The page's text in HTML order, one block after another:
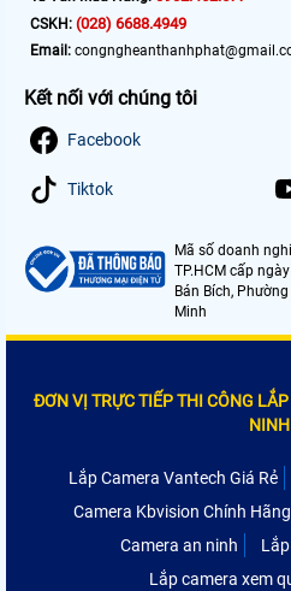
CSKH: (028) 6688.4949
Email:
Kết nối với chúng tôi
Facebook
Tiktok
Mã số doanh
TP.HCM cấp
Bán Bích,
Minh
ĐƠN VỊ TRỰC TIẾP THI CÔNG
NINH
Lắp Camera Vantech Giá Rẻ
Camera Kbvision Chính Hãng
Camera an ninh
Lắp camera xem